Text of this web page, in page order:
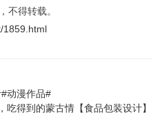
不得转载。
1859.html
动漫作品#
吃得到的蒙古情【食品包装设计】